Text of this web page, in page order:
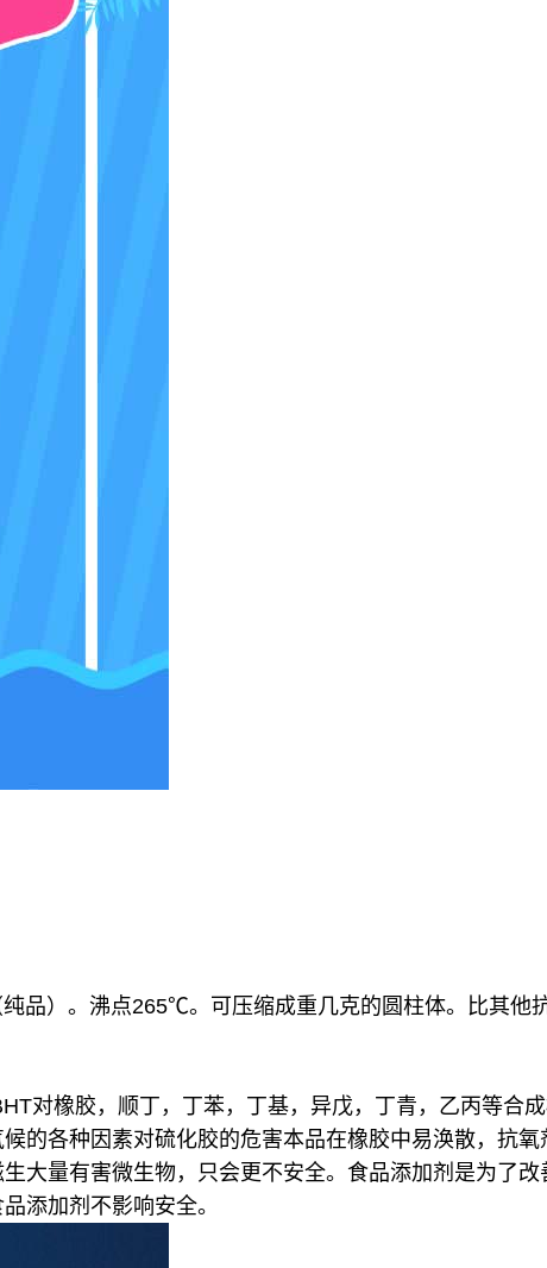
品）。沸点265℃。可压缩成重几克的圆柱体。比其他
对橡胶，顺丁，丁苯，丁基，异戊，丁青，乙丙等合
的各种因素对硫化胶的危害本品在橡胶中易涣散，抗
大量有害微生物，只会更不安全。食品添加剂是为了改
添加剂不影响安全。